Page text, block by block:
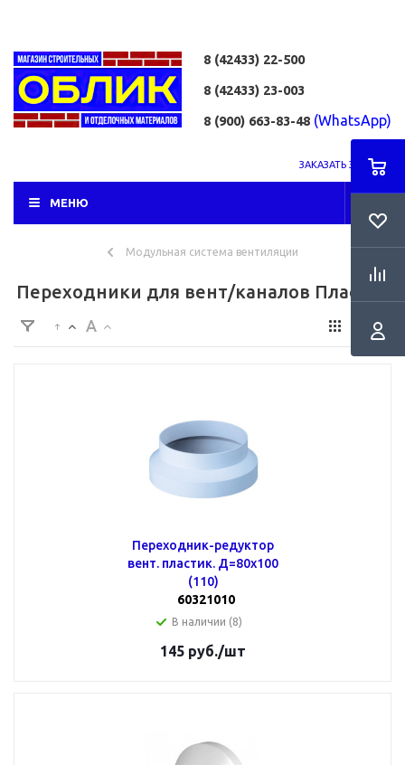
8 (42433) 22-500
8 (42433) 23-003
8 (900) 663-83-48 (WhatsApp)
ЗАКАЗАТЬ ЗВОНОК
МЕНЮ
Модульная система вентиляции
Переходники для вент/каналов Пластик
Переходник-редуктор
вент. пластик. Д=80х100
(110)
60321010
В наличии (8)
145 руб./шт